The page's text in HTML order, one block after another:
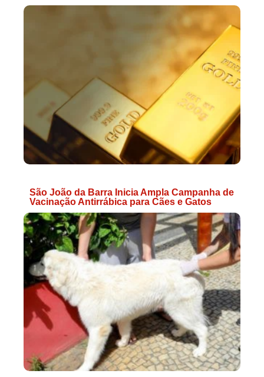
São João da Barra Inicia Ampla Campanha de
Vacinação Antirrábica para Cães e Gatos